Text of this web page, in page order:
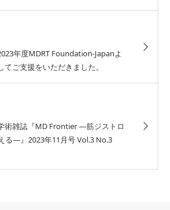
年度MDRT Foundation-Japanよ
てご支援をいただきました。
術雑誌『MD Frontier ―筋ジストロ
る―』2023年11月号 Vol.3 No.3